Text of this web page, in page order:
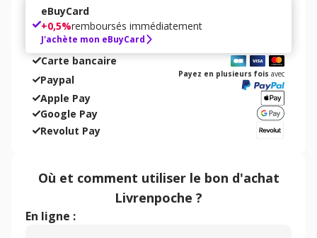
eBuyCard
+0,5%remboursés immédiatement
J'achète mon eBuyCard
Carte bancaire
Paypal
Payez en plusieurs fois avec
Apple Pay
Google Pay
Revolut Pay
Où et comment utiliser le bon d'achat
Livrenpoche ?
En ligne :